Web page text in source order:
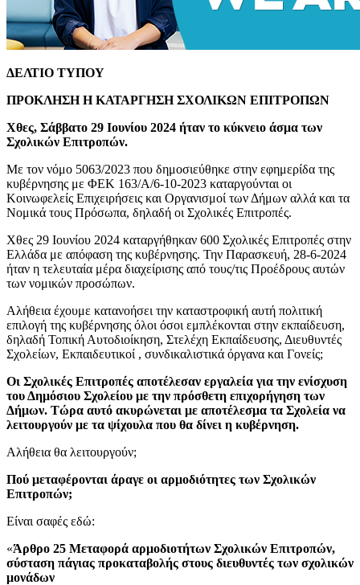
ΔΕΛΤΙΟ ΤΥΠΟΥ
ΠΡΟΚΛΗΣΗ Η ΚΑΤΑΡΓΗΣΗ ΣΧΟΛΙΚΩΝ ΕΠΙΤΡΟΠΩΝ
Χθες, Σάββατο 29 Ιουνίου 2024 ήταν το κύκνειο άσμα των
Σχολικών Επιτροπών.
Με τον νόμο 5063/2023 που δημοσιεύθηκε στην εφημερίδα της
κυβέρνησης με ΦΕΚ 163/Α/6-10-2023 καταργούνται οι
Κοινωφελείς Επιχειρήσεις και Οργανισμοί των Δήμων αλλά και τα
Νομικά τους Πρόσωπα, δηλαδή οι Σχολικές Επιτροπές.
Χθες 29 Ιουνίου 2024 καταργήθηκαν 600 Σχολικές Επιτροπές στην
Ελλάδα με απόφαση της κυβέρνησης. Την Παρασκευή, 28-6-2024
ήταν η τελευταία μέρα διαχείρισης από τους/τις Προέδρους αυτών
των νομικών προσώπων.
Αλήθεια έχουμε κατανοήσει την καταστροφική αυτή πολιτική
επιλογή της κυβέρνησης όλοι όσοι εμπλέκονται στην εκπαίδευση,
δηλαδή Τοπική Αυτοδιοίκηση, Στελέχη Εκπαίδευσης, Διευθυντές
Σχολείων, Εκπαιδευτικοί , συνδικαλιστικά όργανα και Γονείς;
Οι Σχολικές Επιτροπές αποτέλεσαν εργαλεία για την ενίσχυση
του Δημόσιου Σχολείου με την πρόσθετη επιχορήγηση των
Δήμων. Τώρα αυτό ακυρώνεται με αποτέλεσμα τα Σχολεία να
λειτουργούν με τα ψίχουλα που θα δίνει η κυβέρνηση.
Αλήθεια θα λειτουργούν;
Πού μεταφέρονται άραγε οι αρμοδιότητες των Σχολικών
Επιτροπών;
Είναι σαφές εδώ:
«Άρθρο 25 Μεταφορά αρμοδιοτήτων Σχολικών Επιτροπών,
σύσταση πάγιας προκαταβολής στους διευθυντές των σχολικών
μονάδων